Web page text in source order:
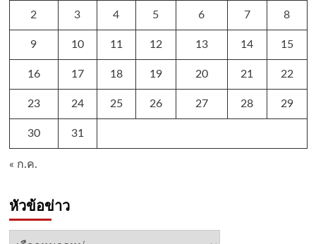
2 3 4 5 6 7 8
9 10 11 12 13 14 15
16 17 18 19 20 21 22
23 24 25 26 27 28 29
30 31
« ก.ค.
หัวข้อข่าว
หัวข้อ